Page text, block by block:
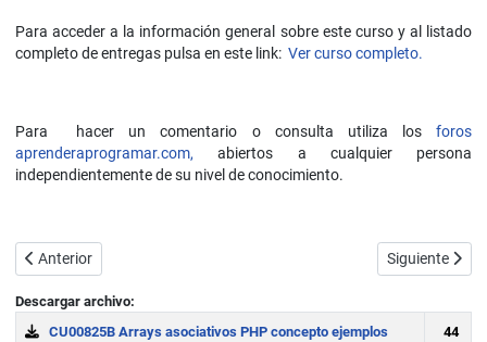
Para acceder a la información general sobre este curso y al listado
completo de entregas pulsa en este link: Ver curso completo.
Para hacer un comentario o consulta utiliza losforos
aprenderaprogramar.com, abiertos a cualquier persona
independientemente de su nivel de conocimiento.
Artículo anterior: Matrices. Array (arreglo) multidimensional PHP.
Anterior Artículo
Siguiente
Descargar archivo:
CU00825B Arrays asociativos PHP concepto ejemplos
44